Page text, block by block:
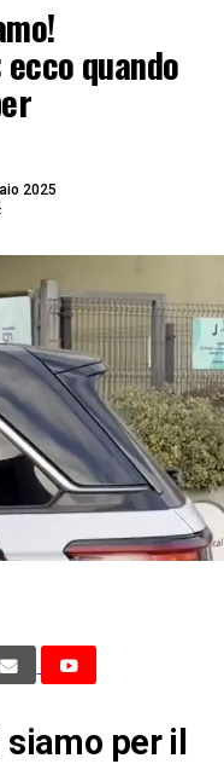
quando
2025
siamo per il